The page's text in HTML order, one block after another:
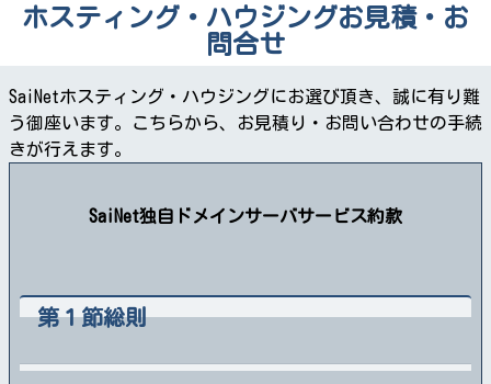
ホスティング・ハウジングお見積・お
問合せ
SaiNetホスティング・ハウジングにお選び頂き、誠に有り難
う御座います。こちらから、お見積り・お問い合わせの手続
きが行えます。
SaiNet独自ドメインサーバサービス約款
第１節総則